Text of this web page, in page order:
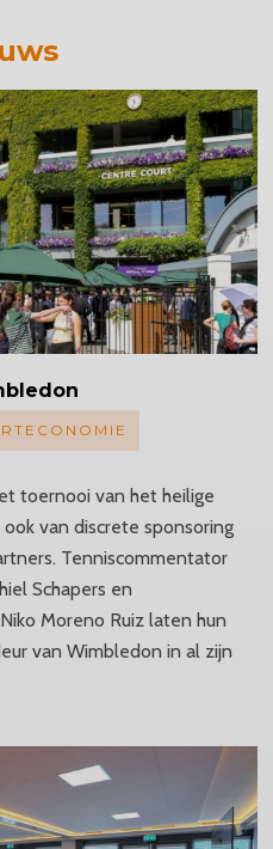
toernooi van het heilige
van discrete sponsoring
Tenniscommentator
Schapers en
Moreno Ruiz laten hun
van Wimbledon in al zijn